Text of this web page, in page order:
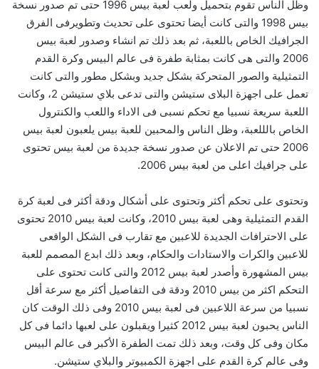
وظل الناس تقوم بتحميل ولعب لعبة بيس 1996 حتى تم صدور نسخة
بيس 1998 والتى كانت أيضا تحتوى على تحديث وتطويرفى الفرق
الجرافيك الخاص باللعبة، ثم بعد ذلك تم انشاء وصدور لعبة بيس
2006 والتى هى كانت بمثابة طفرة فى عالم البيس وكرة القدم
التمثيلية والصور المتحركة بشكل جديد وبشكل مطور والتى كانت
تعمل على اجهزة البلاى ستيشن والتى تدعى بلاي ستيشن 2، وكانت
اللعبة سريعة نسبيا مع تحكم نسبى فى الاداء واللعب والكنترول
الخاص بالللعبة، وظل الناس والمحبين للعبة بيس يلعبون لعبة بيس
2006 حتى تم الاعلان عن صدور نسخة جديدة من لعبة بيس تحتوى
على جرافيك اعلى من لعبة بيس 2006.
وتحتوى على تحكم أكثر وتحتوى على أشكال ودقة أكثر فى لعبة كرة
القدم التمثيلية وهى لعبة بيس 2010، وكانت لعبة بيس 2010 تحتوى
على الاحترافات الجديدة للاعبين مع تقارب فى الشكل الواقعى
للاعبين والكرات والاستادات والحكام، وبعد ذلك ابدع المصمم للعبة
بيس المشهورة وأصدر لعبة بيس 2012 والتى كانت تحتوى على
التحكم اكثر من بيس 2010 ودقة فى التفاصيل أكثر مع سرعة أقل
نسبيا من سرعة اللاعبين فى لعبة بيس 2010 وفى ذلك الوقت كان
الناس يحبون لعبة بيس 2012 كثيرا ويقبلون على لعبها دائما فى كل
مكان وفى كل وقت، وبعد ذلك تمت الطفرة الأكبر فى عالم البيس
وفى عالم كرة القدم على اجهزة الكمبيوتر والبلاي ستيشن.